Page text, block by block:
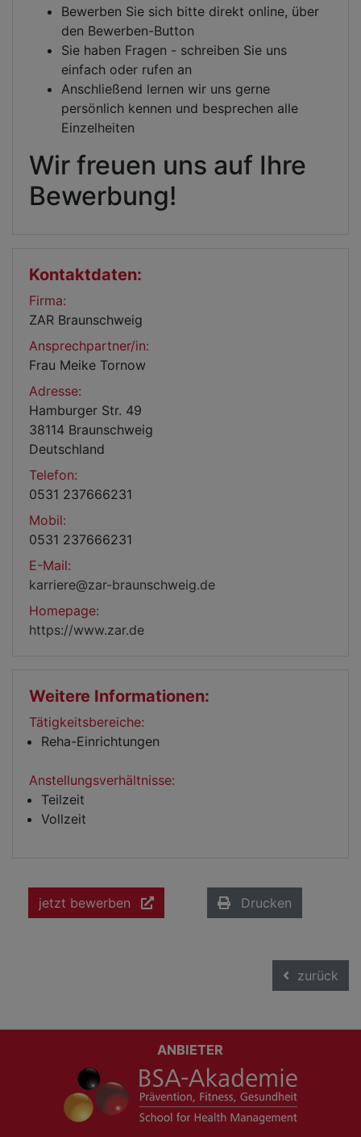
Bewerben Sie sich bitte direkt online, über
den Bewerben-Button
Sie haben Fragen - schreiben Sie uns
einfach oder rufen an
Anschließend lernen wir uns gerne
persönlich kennen und besprechen alle
Einzelheiten
Wir freuen uns auf Ihre
Bewerbung!
Kontaktdaten:
Firma:
ZAR Braunschweig
Ansprechpartner/in:
Frau Meike Tornow
Adresse:
Hamburger Str. 49
38114 Braunschweig
Deutschland
Telefon:
0531 237666231
Mobil:
0531 237666231
E-Mail:
karriere@zar-braunschweig.de
Homepage:
https://www.zar.de
Weitere Informationen:
Tätigkeitsbereiche:
Reha-Einrichtungen
Anstellungsverhältnisse:
Teilzeit
Vollzeit
jetzt bewerben Drucken
zurück
ANBIETER